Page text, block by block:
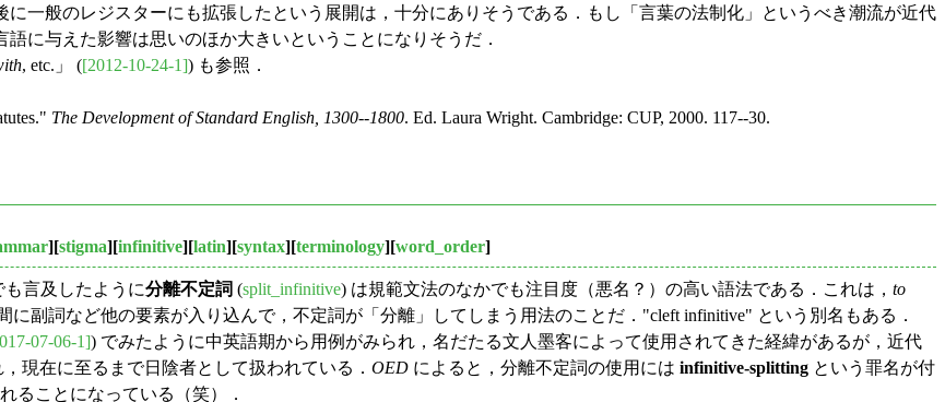
一般のレジスターにも拡張したという展開は，十分にありそうである．もし「言葉の法制化」というべき潮流が近代
に与えた影響は思いのほか大きいということになりそうだ．
, etc.」 ([2012-10-24-1]) も参照．
The Development of Standard English, 1300--1800. Ed. Laura Wright. Cambridge: CUP, 2000. 117--30.
][stigma][infinitive][latin][syntax][terminology][word_order]
も言及したように分離不定詞 (split_infinitive) は規範文法のなかでも注目度（悪名？）の高い語法である．これは， to
に副詞など他の要素が入り込んで，不定詞が「分離」してしまう用法のことだ．"cleft infinitive" という別名もある．
07-06-1]) でみたように中英語期から用例がみられ，名だたる文人墨客によって使用されてきた経緯があるが，近代
現在に至るまで日陰者として扱われている． OED によると，分離不定詞の使用には infinitive-splitting という罪名が付
ることになっている（笑）．